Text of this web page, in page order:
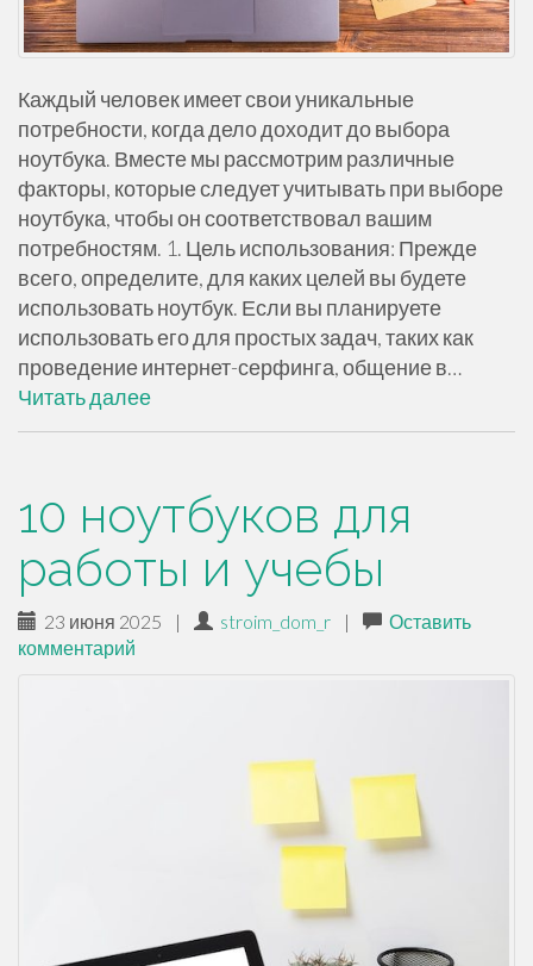
Каждый человек имеет свои уникальные
потребности, когда дело доходит до выбора
ноутбука. Вместе мы рассмотрим различные
факторы, которые следует учитывать при выборе
ноутбука, чтобы он соответствовал вашим
потребностям. 1. Цель использования: Прежде
всего, определите, для каких целей вы будете
использовать ноутбук. Если вы планируете
использовать его для простых задач, таких как
проведение интернет-серфинга, общение в…
Читать далее
10 ноутбуков для
работы и учебы
23 июня 2025 | stroim_dom_r |
Оставить
комментарий